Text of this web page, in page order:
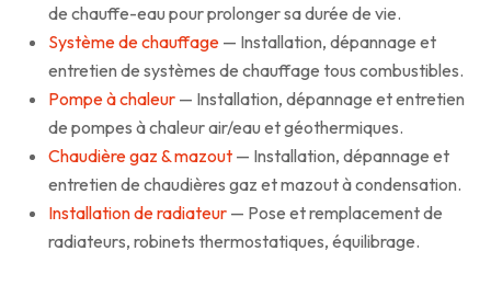
de chauffe-eau pour prolonger sa durée de vie.
Système de chauffage — Installation, dépannage et
entretien de systèmes de chauffage tous combustibles.
Pompe à chaleur — Installation, dépannage et entretien
de pompes à chaleur air/eau et géothermiques.
Chaudière gaz & mazout — Installation, dépannage et
entretien de chaudières gaz et mazout à condensation.
Installation de radiateur — Pose et remplacement de
radiateurs, robinets thermostatiques, équilibrage.